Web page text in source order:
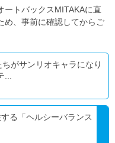
ートバックスMITAKAに直
め、事前に確認してからご
がサンリオキャラになり
...
る「ヘルシーバランス